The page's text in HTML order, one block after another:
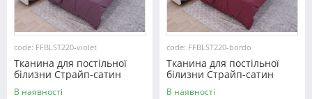
code: FFBLST220-violet
Тканина для постільної
білизни Страйп-сатин
ST220-violet (60м)
В наявності
code: FFBLST220-bordo
Тканина для постільної
білизни Страйп-сатин
ST220-bordo (60м)
В наявності